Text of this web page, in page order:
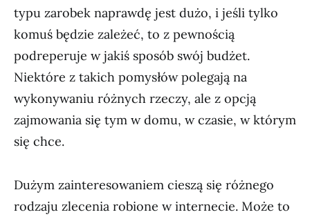
typu zarobek naprawdę jest dużo, i jeśli tylko
komuś będzie zależeć, to z pewnością
podreperuje w jakiś sposób swój budżet.
Niektóre z takich pomysłów polegają na
wykonywaniu różnych rzeczy, ale z opcją
zajmowania się tym w domu, w czasie, w którym
się chce.
Dużym zainteresowaniem cieszą się różnego
rodzaju zlecenia robione w internecie. Może to